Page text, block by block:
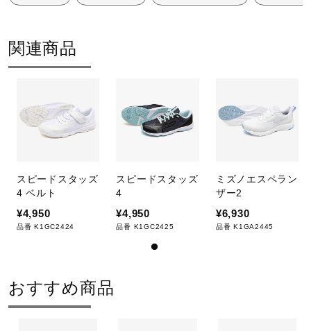
関連商品
スピードスタッズ
4 ベルト
¥4,950
品番 K1GC2424
スピードスタッズ
4
¥4,950
品番 K1GC2425
ミズノエスペラン
ザー2
¥6,930
品番 K1GA2445
おすすめ商品